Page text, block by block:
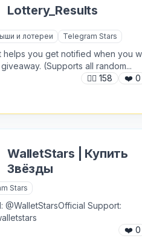
Lottery_Results
и лотереи Telegram Stars
helps you get notified when you
(Supports all random...
🙍‍♂️ 158 ❤️ 0
WalletStars | Купить
Звёзды
Stars
@WalletStarsOfficial Support:
❤️ 0